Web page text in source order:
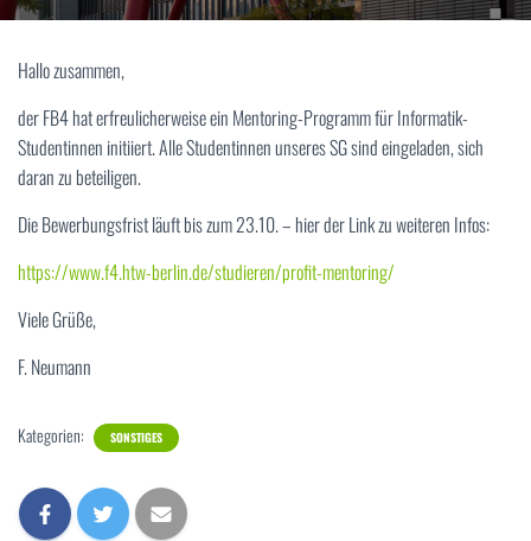
H
Hallo zusammen,
der FB4 hat erfreulicherweise ein Mentoring-Programm für Informatik-
Studentinnen initiiert. Alle Studentinnen unseres SG sind eingeladen, sich
daran zu beteiligen.
Die Bewerbungsfrist läuft bis zum 23.10. – hier der Link zu weiteren Infos:
https://www.f4.htw-berlin.de/studieren/profit-mentoring/
Viele Grüße,
F. Neumann
Kategorien: SONSTIGES